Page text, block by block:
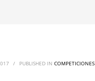
/ PUBLISHED IN COMPETICIONES